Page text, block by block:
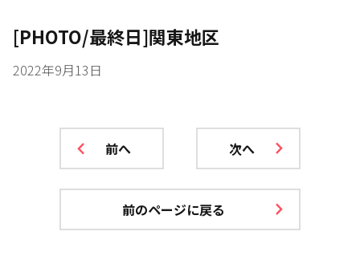
[PHOTO/最終日]関東地区
2022年9月13日
前へ 次へ
前のページに戻る